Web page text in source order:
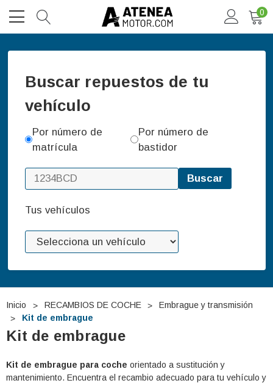
0
Buscar repuestos de tu
vehículo
Por número de
matrícula
Por número de
bastidor
Buscar
Tus vehículos
Inicio RECAMBIOS DE COCHE
Embrague y transmisión
Kit de embrague
Kit de embrague
Kit de embrague para coche orientado a sustitución y
mantenimiento. Encuentra el recambio adecuado para tu vehículo y